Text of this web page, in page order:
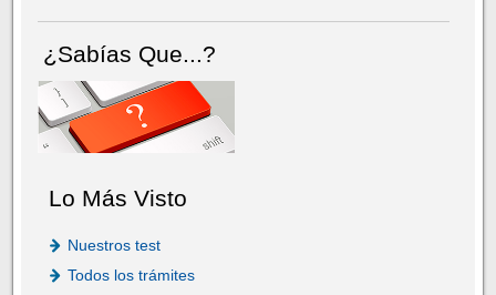
¿Sabías Que...?
Lo Más Visto
Nuestros test
Todos los trámites